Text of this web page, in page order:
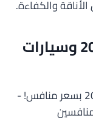
مقارنة بين هيونداي كونا 2024 وسيارات